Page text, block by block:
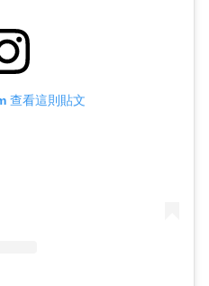
查看這則貼文